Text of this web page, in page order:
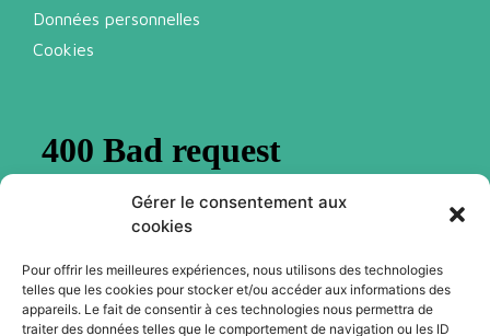
Gérer le consentement aux
cookies
Pour offrir les meilleures expériences, nous utilisons des technologies
telles que les cookies pour stocker et/ou accéder aux informations des
appareils. Le fait de consentir à ces technologies nous permettra de
traiter des données telles que le comportement de navigation ou les ID
Données personnelles
Cookies
Abonnez-vous à notre newsletter